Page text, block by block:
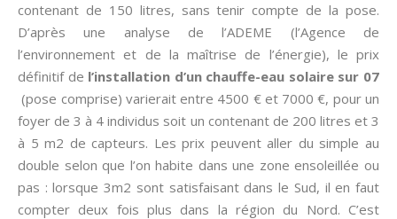
contenant de 150 litres, sans tenir compte de la pose.
D’après une analyse de l’ADEME (l’Agence de
l’environnement et de la maîtrise de l’énergie), le prix
définitif de l’installation d’un chauffe-eau solaire sur 07
(pose comprise) varierait entre 4500 € et 7000 €, pour un
foyer de 3 à 4 individus soit un contenant de 200 litres et 3
à 5 m2 de capteurs. Les prix peuvent aller du simple au
double selon que l’on habite dans une zone ensoleillée ou
pas : lorsque 3m2 sont satisfaisant dans le Sud, il en faut
compter deux fois plus dans la région du Nord. C’est